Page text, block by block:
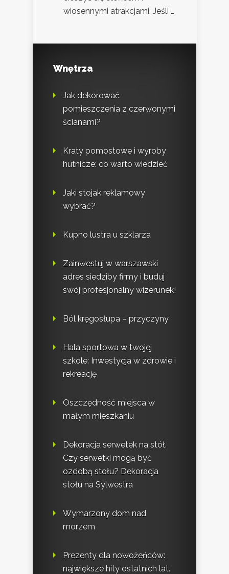
wiosennymi atrakcjami. Jeśli …
Wnętrza
Jak dekorować
pomieszczenia z czerwonymi
ścianami?
Kraty pomostowe i wyroby
hutnicze: co warto wiedzieć
Jaki stojak reklamowy
wybrać?
Kupno lustra u szklarza
Zainwestuj w warszawski
adres siedziby firmy i buduj
swój profesjonalny wizerunek!
Ból kręgosłupa – przyczyny
Hala sportowa w twojej
szkole: Inwestycja w zdrowie i
rekreację
Oszczędność miejsca w
małym mieszkaniu
Dekoracja serwetek na stół.
Czy serwetki mogą być
ozdobą stołu? Dekoracja
stołu na Sylwestra
Wymarzony dom nad
morzem
Prezenty dla nowożeńców:
największe hity ostatnich lat.